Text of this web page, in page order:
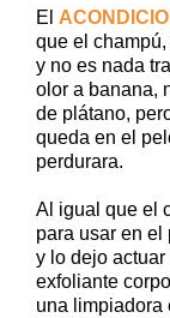
El
que el
y no es nada
olor a banana,
de plátano,
queda en el
perdurara.
Al igual que el
para usar en el
y lo dejo actuar
exfoliante
una limpiadora